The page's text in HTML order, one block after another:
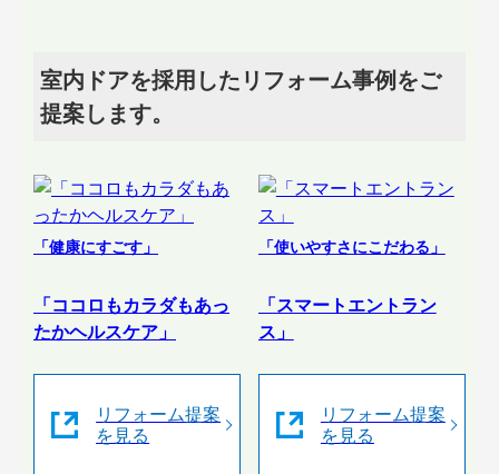
室内ドアを採用したリフォーム事例をご
提案します。
「健康にすごす」
「ココロもカラダもあっ
たかヘルスケア」
リフォーム提案
を見る
「使いやすさにこだわる」
「スマートエントラン
ス」
リフォーム提案
を見る